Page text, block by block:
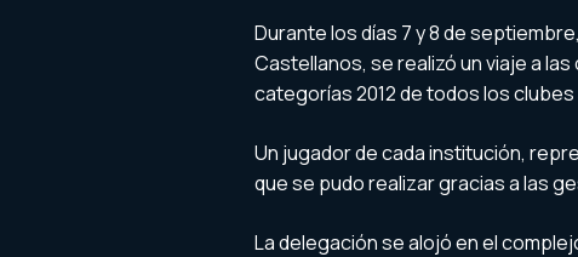
Durante los días 7 y 8 de
Castellanos, se realizó un viaje a
categorías 2012 de todos los
Un jugador de cada institución,
que se pudo realizar gracias a las
La delegación se alojó en el